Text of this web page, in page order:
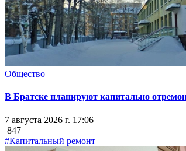
Общество
В Братске планируют капитально
7 августа 2026 г. 17:06
847
#Капитальный ремонт